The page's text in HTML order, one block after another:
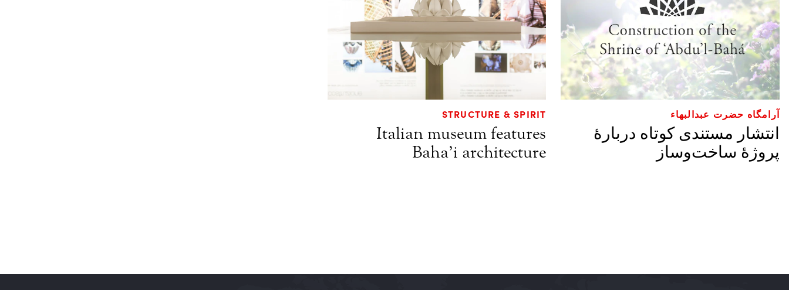
آرامگاه حضرت عبدالبهاء
انتشار مستندی کوتاه دربارهٔ
پروژهٔ ساخت‌و‌ساز
STRUCTURE & SPIRIT
Italian museum features
Baha’i architecture